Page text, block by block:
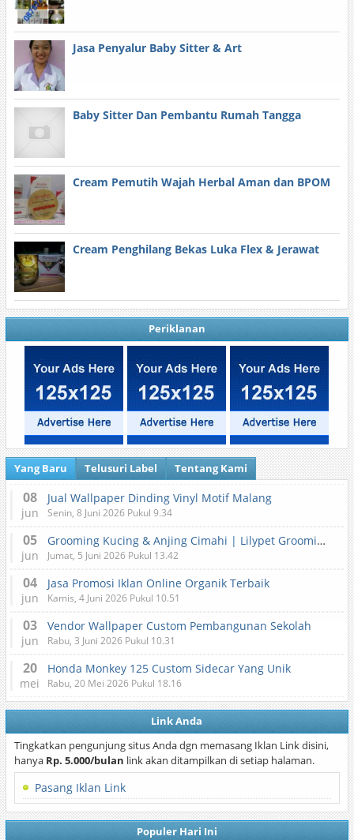
Jasa Penyalur Baby Sitter & Art
Baby Sitter Dan Pembantu Rumah Tangga
Cream Pemutih Wajah Herbal Aman dan BPOM
Cream Penghilang Bekas Luka Flex & Jerawat
Periklanan
Yang Baru Telusuri Label Tentang Kami
08
jun
Jual Wallpaper Dinding Vinyl Motif Malang
Senin, 8 Juni 2026 Pukul 9.34
05
jun
Grooming Kucing & Anjing Cimahi | Lilypet Grooming & Pet Hotel
Jumat, 5 Juni 2026 Pukul 13.42
04
jun
Jasa Promosi Iklan Online Organik Terbaik
Kamis, 4 Juni 2026 Pukul 10.51
03
jun
Vendor Wallpaper Custom Pembangunan Sekolah
Rabu, 3 Juni 2026 Pukul 10.31
20
mei
Honda Monkey 125 Custom Sidecar Yang Unik
Rabu, 20 Mei 2026 Pukul 18.16
Link Anda
Tingkatkan pengunjung situs Anda dgn memasang Iklan Link disini,
hanya Rp. 5.000/bulan link akan ditampilkan di setiap halaman.
Pasang Iklan Link
Populer Hari Ini